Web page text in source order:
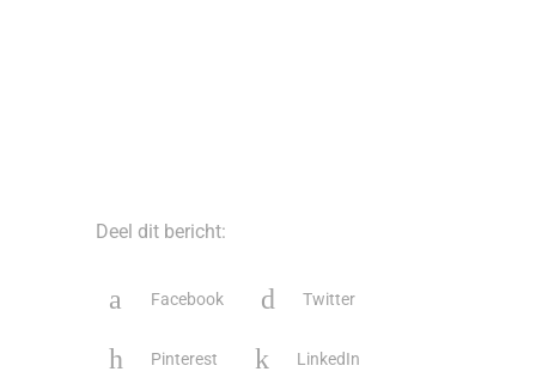
Deel dit bericht:
Facebook Twitter
Pinterest LinkedIn